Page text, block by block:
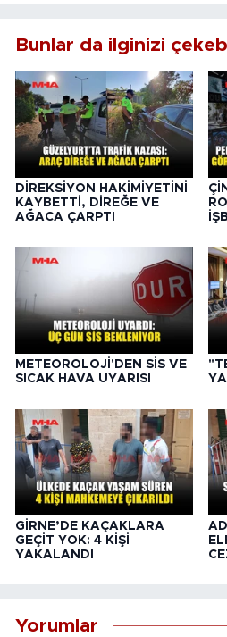
Bunlar da ilginizi
DİREKSİYON HAKİMİYETİNİ
KAYBETTİ, DİREĞE VE
AĞACA ÇARPTI
METEOROLOJİ'DEN SİS VE
SICAK HAVA UYARISI
GİRNE’DE KAÇAKLARA
GEÇİT YOK: 4 KİŞİ
YAKALANDI
Yorumlar